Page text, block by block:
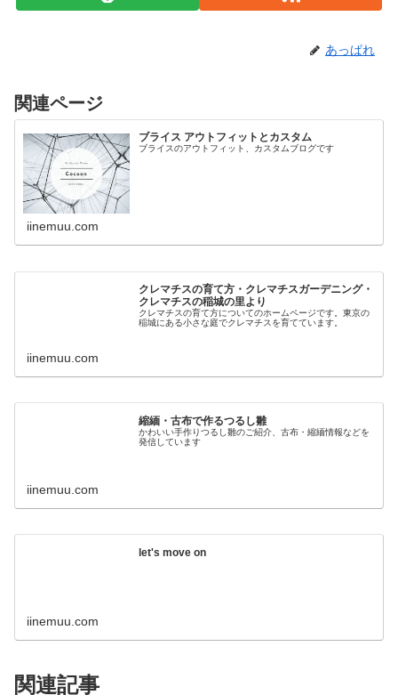
あっぱれ
関連ページ
ブライス アウトフィットとカスタム
ブライスのアウトフィット、カスタムブログです
iinemuu.com
クレマチスの育て方・クレマチスガーデニング・
クレマチスの稲城の里より
クレマチスの育て方についてのホームページです。東京の
稲城にある小さな庭でクレマチスを育てています。
iinemuu.com
縮緬・古布で作るつるし雛
かわいい手作りつるし雛のご紹介、古布・縮緬情報などを
発信しています
iinemuu.com
let's move on
iinemuu.com
関連記事